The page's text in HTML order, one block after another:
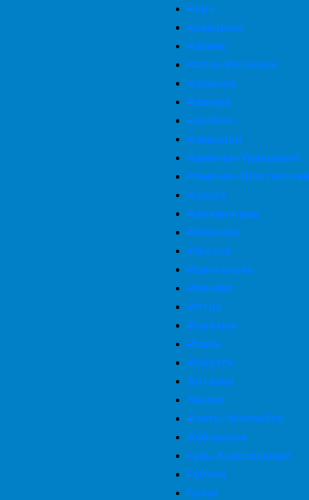
Керч
Кемерово
Казань
Катав-Ивановск
Касимов
Кашира
карабаш
Камышин
Каменск-Уральский
Каменск-
Калуга
Калининград
Качканар
Ижевск
Ивантеевка
Иваново
Истра
Искитим
Ишим
Иркутск
Хотково
Химки
Ханты-Мансийск
Хабаровск
Гусь-Хрустальный
Губкин
Грязи